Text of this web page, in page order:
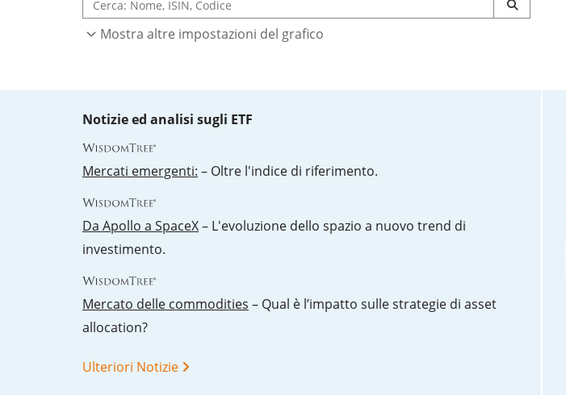
Mostra altre impostazioni del grafico
Notizie ed analisi sugli ETF
Mercati emergenti: – Oltre l'indice di riferimento.
Da Apollo a SpaceX– L'evoluzione dello spazio a nuovo trend di
investimento.
Mercato delle commodities – Qual è l’impatto sulle strategie di asset
allocation?
Ulteriori Notizie